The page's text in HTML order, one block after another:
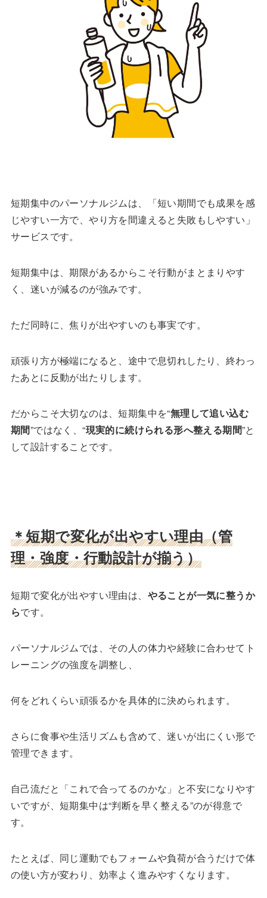
短期集中のパーソナルジムは、「短い期間でも成果を感
じやすい一方で、やり方を間違えると失敗もしやすい」
サービスです。
短期集中は、期限があるからこそ行動がまとまりやす
く、迷いが減るのが強みです。
ただ同時に、焦りが出やすいのも事実です。
頑張り方が極端になると、途中で息切れしたり、終わっ
たあとに反動が出たりします。
だからこそ大切なのは、短期集中を“無理して追い込む
期間”ではなく、“現実的に続けられる形へ整える期間”と
して設計することです。
＊短期で変化が出やすい理由（管
理・強度・行動設計が揃う）
短期で変化が出やすい理由は、 やることが一気に整うか
らです。
パーソナルジムでは、その人の体力や経験に合わせてト
レーニングの強度を調整し、
何をどれくらい頑張るかを具体的に決められます。
さらに食事や生活リズムも含めて、迷いが出にくい形で
管理できます。
自己流だと「これで合ってるのかな」と不安になりやす
いですが、短期集中は“判断を早く整える”のが得意で
す。
たとえば、同じ運動でもフォームや負荷が合うだけで体
の使い方が変わり、効率よく進みやすくなります。